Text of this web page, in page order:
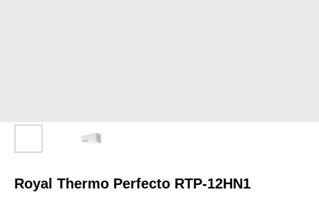
Royal Thermo Perfecto RTP-12HN1